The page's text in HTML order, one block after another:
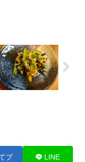
ブ LINE